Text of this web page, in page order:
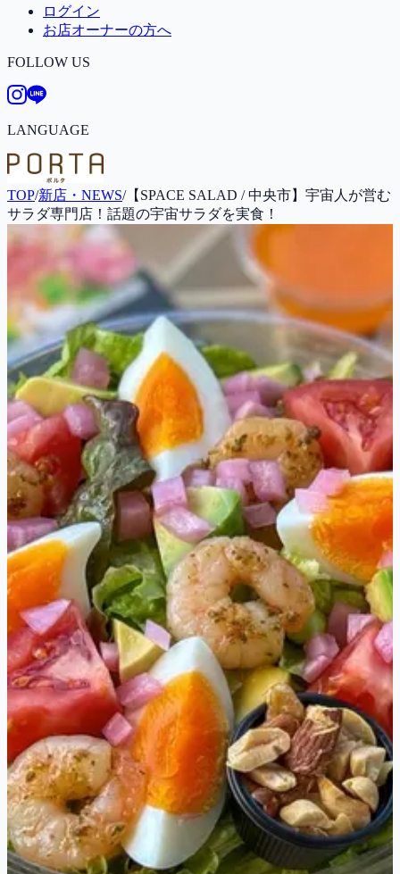
ログイン
お店オーナーの方へ
FOLLOW US
LANGUAGE
TOP/新店・NEWS/【SPACE SALAD / 中央市】宇宙人が営む
サラダ専門店！話題の宇宙サラダを実食！